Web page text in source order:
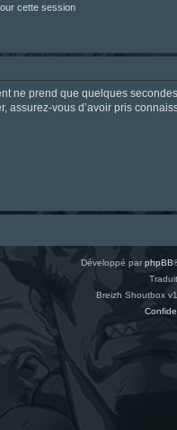
cette session
ne prend que quelques
vous d’avoir pris
Développé par phpBB
Breizh Shoutbox